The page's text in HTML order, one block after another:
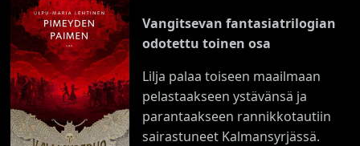
Vangitsevan fantasiatrilogian
odotettu toinen osa
Lilja palaa toiseen maailmaan
pelastaakseen ystävänsä ja
parantaakseen rannikkotautiin
sairastuneet Kalmansyrjässä.